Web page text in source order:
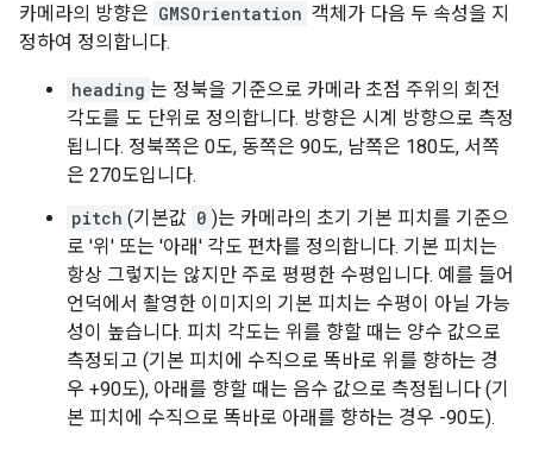
카메라의 방향은 GMSOrientation 객체가 다음 두 속성을 지
정하여 정의합니다.
heading 는 정북을 기준으로 카메라 초점 주위의 회전
각도를 도 단위로 정의합니다. 방향은 시계 방향으로 측정
됩니다. 정북쪽은 0도, 동쪽은 90도, 남쪽은 180도, 서쪽
은 270도입니다.
pitch (기본값 0 )는 카메라의 초기 기본 피치를 기준으
로 '위' 또는 '아래' 각도 편차를 정의합니다. 기본 피치는
항상 그렇지는 않지만 주로 평평한 수평입니다. 예를 들어
언덕에서 촬영한 이미지의 기본 피치는 수평이 아닐 가능
성이 높습니다. 피치 각도는 위를 향할 때는 양수 값으로
측정되고 (기본 피치에 수직으로 똑바로 위를 향하는 경
우 +90도), 아래를 향할 때는 음수 값으로 측정됩니다 (기
본 피치에 수직으로 똑바로 아래를 향하는 경우 -90도).